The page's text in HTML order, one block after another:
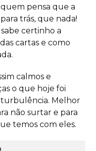
pensa que a
trás, que nada!
certinho a
cartas e como
calmos e
o que hoje foi
turbulência. Melhor
não surtar e para
temos com eles.